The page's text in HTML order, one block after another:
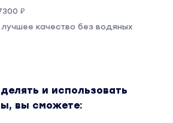
₽
лучшее качество без водяных
и использовать
вы сможете: